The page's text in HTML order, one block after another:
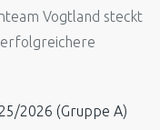
Vogtland steckt
2026 (Gruppe A)